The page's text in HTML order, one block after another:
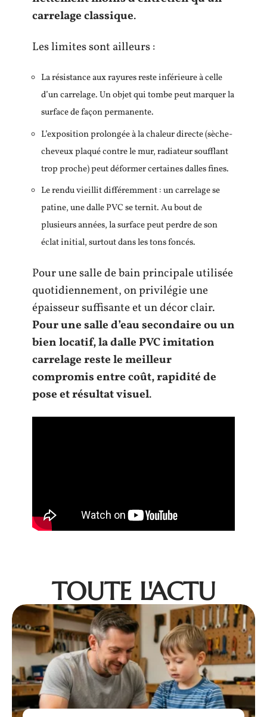
carrelage classique.
Les limites sont ailleurs :
La résistance aux rayures reste inférieure à celle
d’un carrelage. Un objet qui tombe peut marquer la
surface de façon permanente.
L’exposition prolongée à la chaleur directe (sèche-
cheveux plaqué contre le mur, radiateur soufflant
trop proche) peut déformer certaines dalles fines.
Le rendu vieillit différemment : un carrelage se
patine, une dalle PVC se ternit. Au bout de
plusieurs années, la surface peut perdre de son
éclat initial, surtout dans les tons foncés.
Pour une salle de bain principale utilisée
quotidiennement, on privilégie une
épaisseur suffisante et un décor clair.
Pour une salle d’eau secondaire ou un
bien locatif, la dalle PVC imitation
carrelage reste le meilleur
compromis entre coût, rapidité de
pose et résultat visuel.
TOUTE L'ACTU